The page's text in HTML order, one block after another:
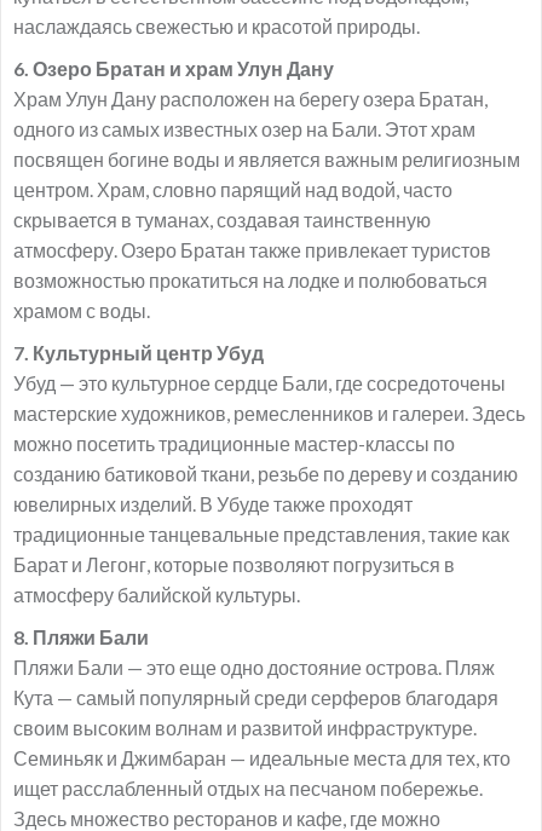
наслаждаясь свежестью и красотой природы.
6. Озеро Братан и храм Улун Дану
Храм Улун Дану расположен на берегу озера Братан,
одного из самых известных озер на Бали. Этот храм
посвящен богине воды и является важным религиозным
центром. Храм, словно парящий над водой, часто
скрывается в туманах, создавая таинственную
атмосферу. Озеро Братан также привлекает туристов
возможностью прокатиться на лодке и полюбоваться
храмом с воды.
7. Культурный центр Убуд
Убуд — это культурное сердце Бали, где сосредоточены
мастерские художников, ремесленников и галереи. Здесь
можно посетить традиционные мастер-классы по
созданию батиковой ткани, резьбе по дереву и созданию
ювелирных изделий. В Убуде также проходят
традиционные танцевальные представления, такие как
Барат и Легонг, которые позволяют погрузиться в
атмосферу балийской культуры.
8. Пляжи Бали
Пляжи Бали — это еще одно достояние острова. Пляж
Кута — самый популярный среди серферов благодаря
своим высоким волнам и развитой инфраструктуре.
Семиньяк и Джимбаран — идеальные места для тех, кто
ищет расслабленный отдых на песчаном побережье.
Здесь множество ресторанов и кафе, где можно